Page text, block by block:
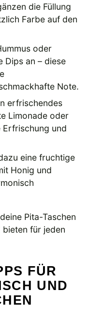
die Füllung
Farbe auf den
oder
Dips an – diese
Note.
erfrischendes
Limonade oder
und
eine fruchtige
Honig und
Pita-Taschen
bieten für jeden
FÜR
UND